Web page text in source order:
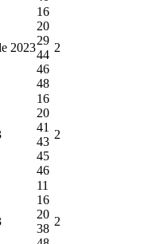
2023
16
20
29
44
46
48
2
16
20
41
43
45
46
2
11
16
20
38
2